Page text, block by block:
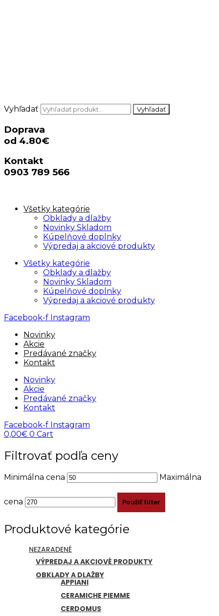
Vyhľadať Vyhľadať
Doprava
od 4.80€
Kontakt
0903 789 566
Všetky kategórie
Obklady a dlažby
Novinky Skladom
Kúpelňové doplnky
Výpredaj a akciové produkty
Všetky kategórie
Obklady a dlažby
Novinky Skladom
Kúpelňové doplnky
Výpredaj a akciové produkty
Facebook-f Instagram
Novinky
Akcie
Predávané značky
Kontakt
Novinky
Akcie
Predávané značky
Kontakt
Facebook-f Instagram
0,00€ 0 Cart
Filtrovať podľa ceny
Minimálna cena Maximálna
cena Použiť filter
Produktové kategórie
NEZARADENÉ
VÝPREDAJ A AKCIOVÉ PRODUKTY
OBKLADY A DLAŽBY
APPIANI
CERAMICHE PIEMME
CERDOMUS